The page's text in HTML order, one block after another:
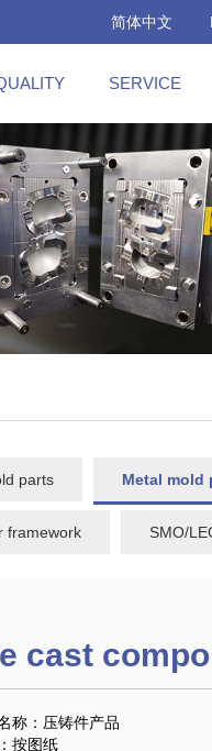
简体中文
SERVICE
parts Metal mold
framework SMO/
cast
称：压铸件产品
按图纸